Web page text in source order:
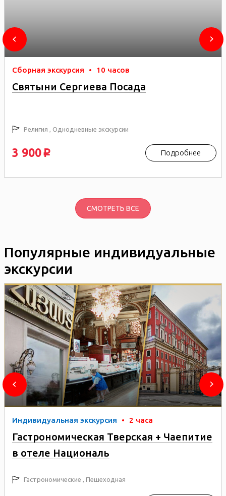
Сборная экскурсия • 10 часов
Святыни Сергиева Посада
Религия , Однодневные экскурсии
3 900 p Подробнее
СМОТРЕТЬ ВСЕ
Популярные индивидуальные
экскурсии
Индивидуальная экскурсия • 2 часа
Гастрономическая Тверская + Чаепитие
в отеле Националь
Гастрономические , Пешеходная